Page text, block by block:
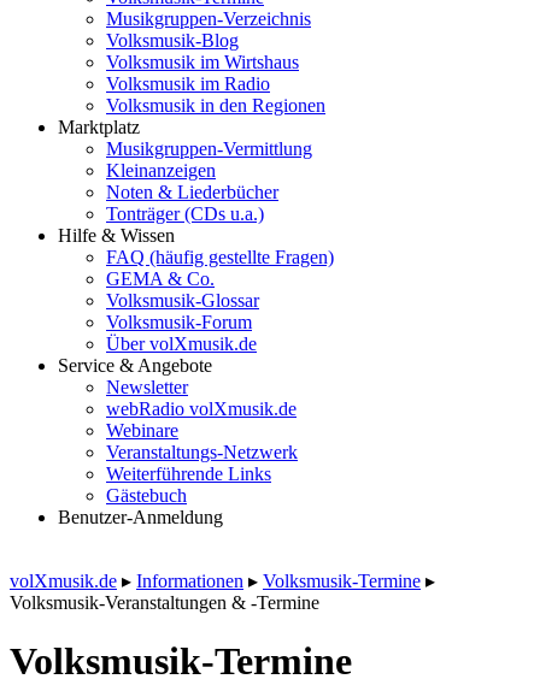
Musikgruppen-Verzeichnis
Volksmusik-Blog
Volksmusik im Wirtshaus
Volksmusik im Radio
Volksmusik in den Regionen
Marktplatz
Musikgruppen-Vermittlung
Kleinanzeigen
Noten & Liederbücher
Tonträger (CDs u.a.)
Hilfe & Wissen
FAQ (häufig gestellte Fragen)
GEMA & Co.
Volksmusik-Glossar
Volksmusik-Forum
Über volXmusik.de
Service & Angebote
Newsletter
webRadio volXmusik.de
Webinare
Veranstaltungs-Netzwerk
Weiterführende Links
Gästebuch
Benutzer-Anmeldung
volXmusik.de ▸ Informationen ▸ Volksmusik-Termine ▸
Volksmusik-Veranstaltungen & -Termine
Volksmusik-Termine